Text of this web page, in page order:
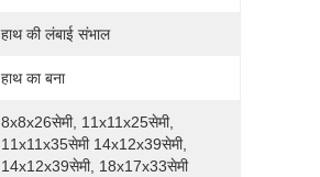
हाथ की लंबाई संभाल
हाथ का बना
8x8x26सेमी, 11x11x25सेमी,
11x11x35सेमी 14x12x39सेमी,
14x12x39सेमी, 18x17x33सेमी